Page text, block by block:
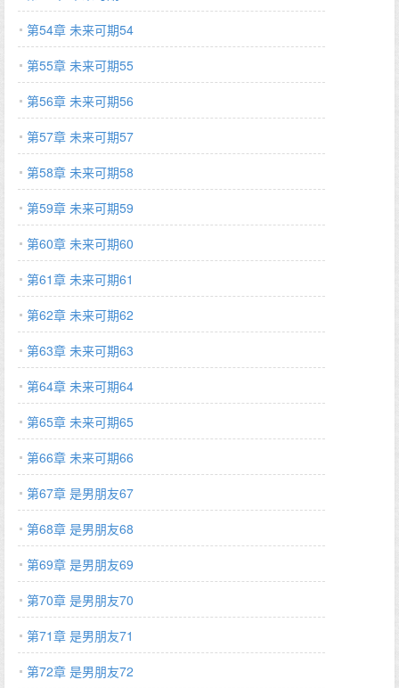
第54章 未来可期54
第55章 未来可期55
第56章 未来可期56
第57章 未来可期57
第58章 未来可期58
第59章 未来可期59
第60章 未来可期60
第61章 未来可期61
第62章 未来可期62
第63章 未来可期63
第64章 未来可期64
第65章 未来可期65
第66章 未来可期66
第67章 是男朋友67
第68章 是男朋友68
第69章 是男朋友69
第70章 是男朋友70
第71章 是男朋友71
第72章 是男朋友72